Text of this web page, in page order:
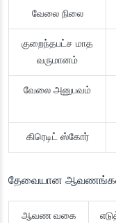
வேலை நிலை
குறைந்தபட்ச மாத
வருமானம்
வேலை அனுபவம்
கிரெடிட் ஸ்கோர்
தேவையான
ஆவண வகை